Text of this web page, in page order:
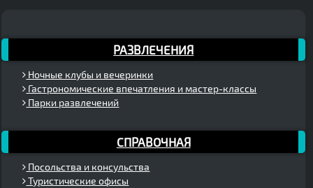
РАЗВЛЕЧЕНИЯ
Ночные клубы и вечеринки
Гастрономические впечатления и мастер-классы
Парки развлечений
СПРАВОЧНАЯ
Посольства и консульства
Туристические офисы